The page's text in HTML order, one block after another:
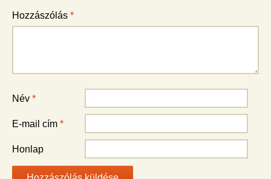
Hozzászólás *
Név *
E-mail cím *
Honlap